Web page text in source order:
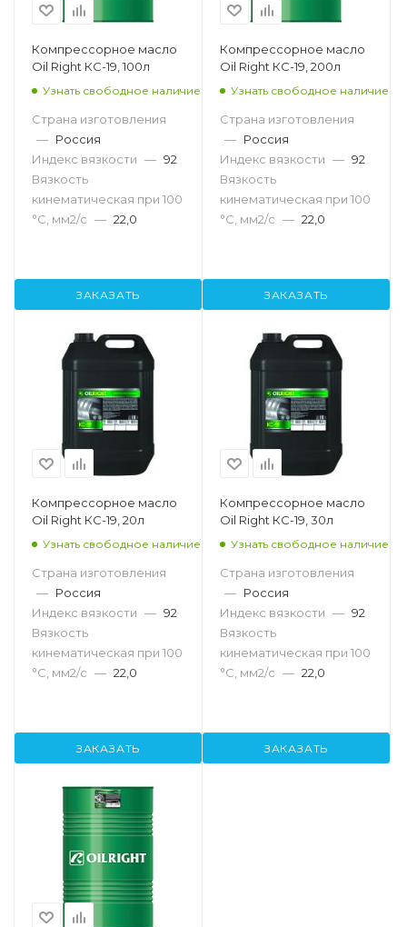
Компрессорное масло
Oil Right КС-19, 100л
Узнать свободное наличие
Страна изготовления
— Россия
Индекс вязкости — 92
Вязкость
кинематическая при 100
°С, мм2/с — 22,0
ЗАКАЗАТЬ
Компрессорное масло
Oil Right КС-19, 200л
Узнать свободное наличие
Страна изготовления
— Россия
Индекс вязкости — 92
Вязкость
кинематическая при 100
°С, мм2/с — 22,0
ЗАКАЗАТЬ
Компрессорное масло
Oil Right КС-19, 20л
Узнать свободное наличие
Страна изготовления
— Россия
Индекс вязкости — 92
Вязкость
кинематическая при 100
°С, мм2/с — 22,0
ЗАКАЗАТЬ
Компрессорное масло
Oil Right КС-19, 30л
Узнать свободное наличие
Страна изготовления
— Россия
Индекс вязкости — 92
Вязкость
кинематическая при 100
°С, мм2/с — 22,0
ЗАКАЗАТЬ